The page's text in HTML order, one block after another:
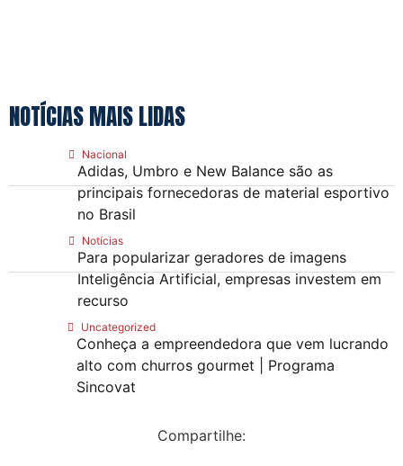
NOTÍCIAS MAIS LIDAS
Nacional
Adidas, Umbro e New Balance são as
principais fornecedoras de material esportivo
no Brasil
Notícias
Para popularizar geradores de imagens
Inteligência Artificial, empresas investem em
recurso
Uncategorized
Conheça a empreendedora que vem lucrando
alto com churros gourmet | Programa
Sincovat
Compartilhe: